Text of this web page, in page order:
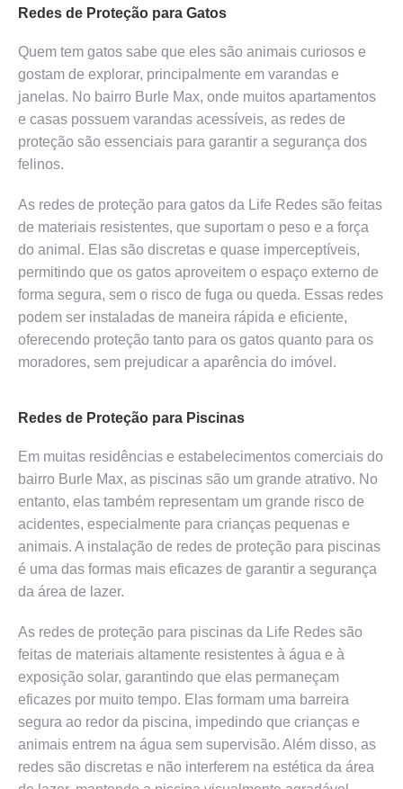
Redes de Proteção para Gatos
Quem tem gatos sabe que eles são animais curiosos e
gostam de explorar, principalmente em varandas e
janelas. No bairro Burle Max, onde muitos apartamentos
e casas possuem varandas acessíveis, as redes de
proteção são essenciais para garantir a segurança dos
felinos.
As redes de proteção para gatos da Life Redes são feitas
de materiais resistentes, que suportam o peso e a força
do animal. Elas são discretas e quase imperceptíveis,
permitindo que os gatos aproveitem o espaço externo de
forma segura, sem o risco de fuga ou queda. Essas redes
podem ser instaladas de maneira rápida e eficiente,
oferecendo proteção tanto para os gatos quanto para os
moradores, sem prejudicar a aparência do imóvel.
Redes de Proteção para Piscinas
Em muitas residências e estabelecimentos comerciais do
bairro Burle Max, as piscinas são um grande atrativo. No
entanto, elas também representam um grande risco de
acidentes, especialmente para crianças pequenas e
animais. A instalação de redes de proteção para piscinas
é uma das formas mais eficazes de garantir a segurança
da área de lazer.
As redes de proteção para piscinas da Life Redes são
feitas de materiais altamente resistentes à água e à
exposição solar, garantindo que elas permaneçam
eficazes por muito tempo. Elas formam uma barreira
segura ao redor da piscina, impedindo que crianças e
animais entrem na água sem supervisão. Além disso, as
redes são discretas e não interferem na estética da área